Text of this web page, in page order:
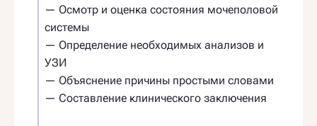
— Осмотр и оценка состояния мочеполовой
системы
— Определение необходимых анализов и
УЗИ
— Объяснение причины простыми словами
— Составление клинического заключения